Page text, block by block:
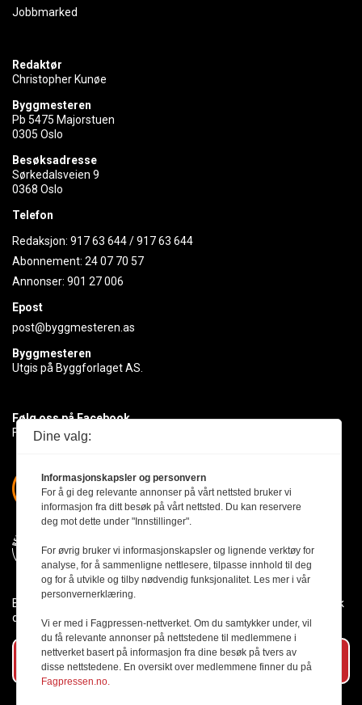
Jobbmarked
Redaktør
Christopher Kunøe
Byggmesteren
Pb 5475 Majorstuen
0305 Oslo
Besøksadresse
Sørkedalsveien 9
0368 Oslo
Telefon
Redaksjon: 917 63 644/917 63 644
Abonnement: 24 07 70 57
Annonser: 901 27 006
Epost
post@byggmesteren.as
Byggmesteren
Utgis på Byggforlaget AS.
Følg oss på Facebook
Få med deg det siste innen byggebransjen
Byggmesteren følger Vær Varsom-plakaten og presseetikken slik
den er nedfelt i Redaktørplakaten.
Abonner på vårt nyhetsbrev
Dine valg:
Informasjonskapsler og personvern
For å gi deg relevante annonser på vårt nettsted bruker vi
informasjon fra ditt besøk på vårt nettsted. Du kan reservere
deg mot dette under "Innstillinger".
For øvrig bruker vi informasjonskapsler og lignende verktøy for
analyse, for å sammenligne nettlesere, tilpasse innhold til deg
og for å utvikle og tilby nødvendig funksjonalitet. Les mer i vår
personvernerklæring.
Vi er med i Fagpressen-nettverket. Om du samtykker under, vil
du få relevante annonser på nettstedene til medlemmene i
nettverket basert på informasjon fra dine besøk på tvers av
disse nettstedene. En oversikt over medlemmene finner du på
Fagpressen.no.